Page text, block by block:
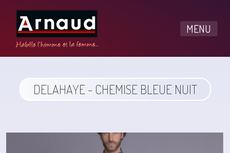
MENU
DELAHAYE - CHEMISE BLEUE NUIT